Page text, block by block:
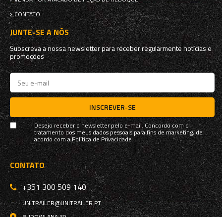
CONTATO
JUNTE-SE A NÓS
Subscreva a nossa newsletter para receber regularmente notícias e
promoções
INSCREVER-SE
Desejo receber o newsletter pelo e-mail. Concordo com o
tratamento dos meus dados pessoais para fins de marketing, de
acordo com aPolítica de Privacidade
CONTATO
+351 300 509 140
UNITRAILER@UNITRAILER.PT